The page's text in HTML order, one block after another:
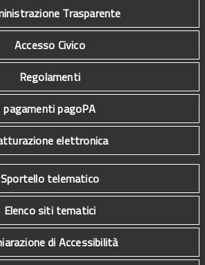
Trasparente
Accesso Civico
Regolamenti
pagamenti pagoPA
elettronica
Sportello telematico
Elenco siti tematici
di Accessibilità